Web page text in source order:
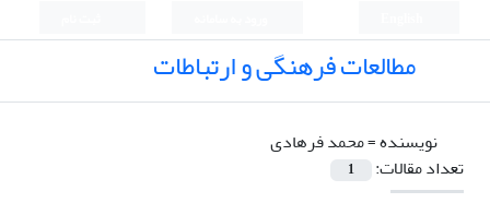
مطالعات فرهنگی و ارتباطات
نویسنده =محمد فرهادی
تعداد مقالات:
1